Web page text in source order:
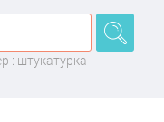
: штукатурка